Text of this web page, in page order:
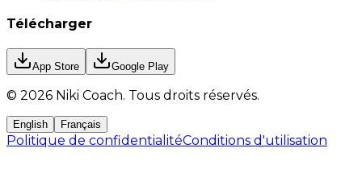
Télécharger
App Store Google Play
© 2026 Niki Coach. Tous droits réservés.
English Français
Politique de confidentialitéConditions d'utilisation